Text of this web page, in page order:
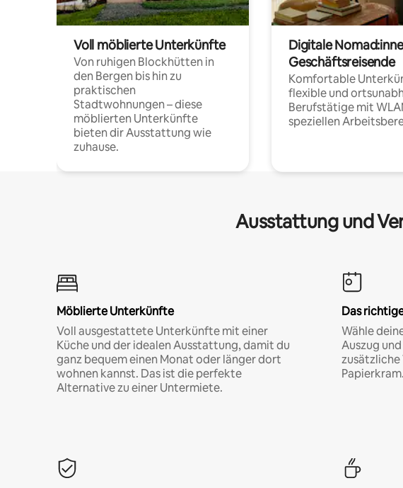
Voll möblierte Unterkünfte
Von ruhigen Blockhütten in
den Bergen bis hin zu
praktischen
Stadtwohnungen – diese
möblierten Unterkünfte
bieten dir Ausstattung wie
zuhause.
Digitale
Geschäftsreisende
Komfortable
flexible und
Berufstätige mit
speziellen
Ausstattung und
Möblierte Unterkünfte
Voll ausgestattete Unterkünfte mit einer
Küche und der idealen Ausstattung, damit du
ganz bequem einen Monat oder länger dort
wohnen kannst. Das ist die perfekte
Alternative zu einer Untermiete.
Das
Wähle
Auszug